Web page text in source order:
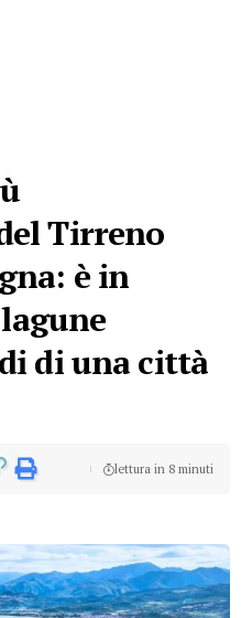
Tirreno
è in
di una città
lettura in 8 minuti